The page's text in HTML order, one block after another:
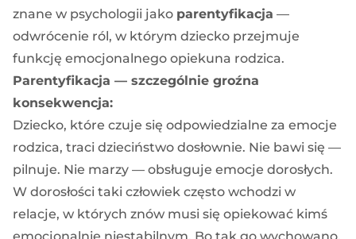
znane w psychologii jako parentyfikacja —
odwrócenie ról, w którym dziecko przejmuje
funkcję emocjonalnego opiekuna rodzica.
Parentyfikacja — szczególnie groźna
konsekwencja:
Dziecko, które czuje się odpowiedzialne za emocje
rodzica, traci dzieciństwo dosłownie. Nie bawi się —
pilnuje. Nie marzy — obsługuje emocje dorosłych.
W dorosłości taki człowiek często wchodzi w
relacje, w których znów musi się opiekować kimś